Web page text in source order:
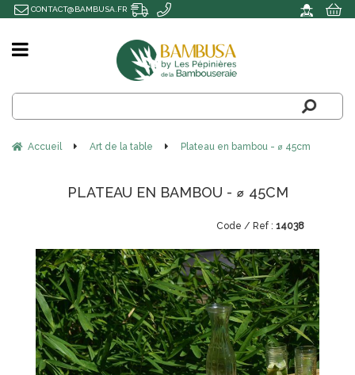
Accueil Art de la table Plateau en bambou - ⌀ 45cm
PLATEAU EN BAMBOU - ⌀ 45CM
14038
CONTACT@BAMBUSA.FR